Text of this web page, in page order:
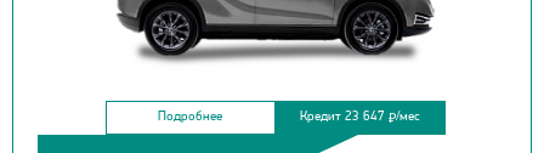
Подробнее Кредит 23 647 ₽/мес